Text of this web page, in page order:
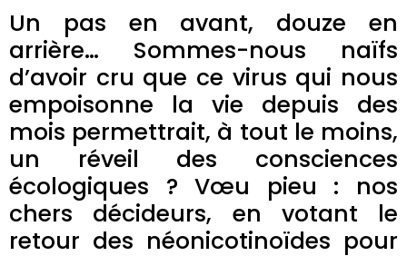
Un pas en avant, douze en
arrière… Sommes-nous naïfs
d’avoir cru que ce virus qui nous
empoisonne la vie depuis des
mois permettrait, à tout le moins,
un réveil des consciences
écologiques ? Vœu pieu : nos
chers décideurs, en votant le
retour des néonicotinoïdes pour